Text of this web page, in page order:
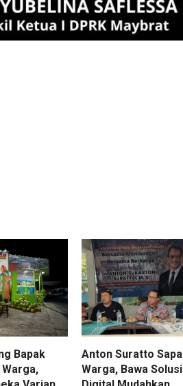
Bapak
Anton Suratto Sapa
Warga, Bawa Solusi